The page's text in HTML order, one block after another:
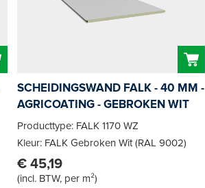
SCHEIDINGSWAND FALK - 40 MM -
AGRICOATING - GEBROKEN WIT
Producttype: FALK 1170 WZ
Kleur: FALK Gebroken Wit (RAL 9002)
€ 45,19
(incl. BTW, per m²)